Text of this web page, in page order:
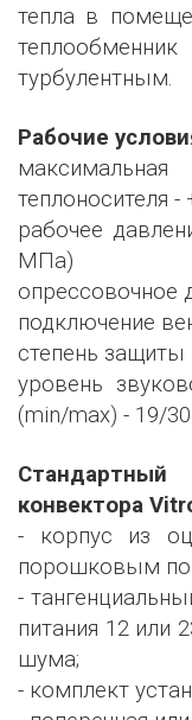
тепла в
турбулентным.
Рабочие
теплоносителя -
рабочее
МПа)
опрессовочное
подключение
степень защиты
уровень
(min/max) - 19/
конвектора
- корпус из
порошковым
-
питания 12 или
шума;
- комплект